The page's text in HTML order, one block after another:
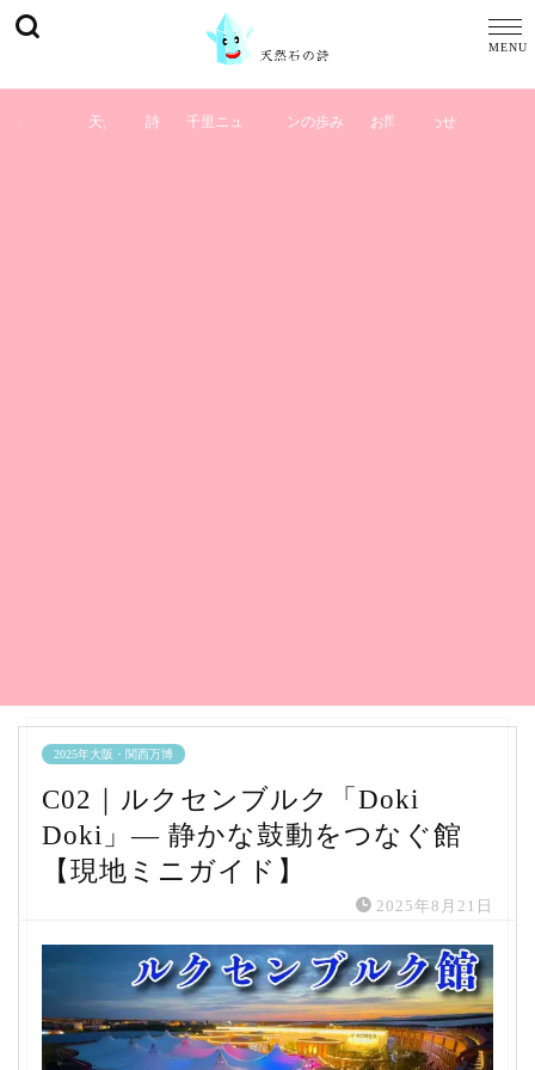
天然石の詩 千里ニュータウンの歩み お問い合わせ
2025年大阪・関西万博
C02｜ルクセンブルク「Doki
Doki」— 静かな鼓動をつなぐ館
【現地ミニガイド】
2025年8月21日